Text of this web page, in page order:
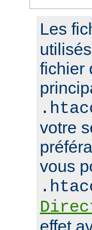
Les
fichier
votre
vous
effet